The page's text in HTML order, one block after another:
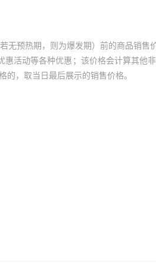
无预热期，则为爆发期）前的商品销售
活动等各种优惠；该价格会计算其他
，取当日最后展示的销售价格。